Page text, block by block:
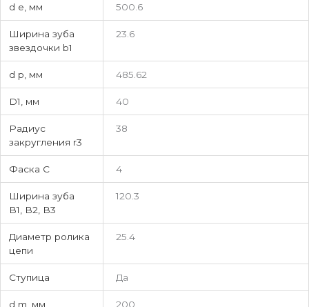
d e, мм 500.6
Ширина зуба
звездочки b1
23.6
d p, мм 485.62
D1, мм 40
Радиус
закругления r3
38
Фаска C 4
Ширина зуба
В1, В2, В3
120.3
Диаметр ролика
цепи
25.4
Ступица Да
d m, мм 200